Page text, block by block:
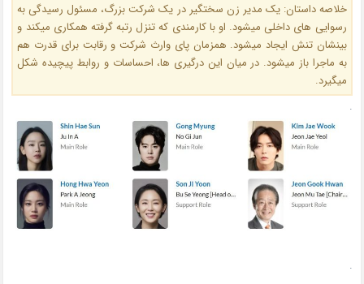
خلاصه داستان: یک مدیر زن سختگیر در یک شرکت بزرگ، مسئول رسیدگی به
رسوایی های داخلی میشود. او با کارمندی که تنزل رتبه گرفته همکاری میکند و
بینشان تنش ایجاد میشود. همزمان پای وارث شرکت و رقابت برای قدرت هم
به ماجرا باز میشود. در میان این درگیری ها، احساسات و روابط پیچیده شکل
میگیرد.
.
.